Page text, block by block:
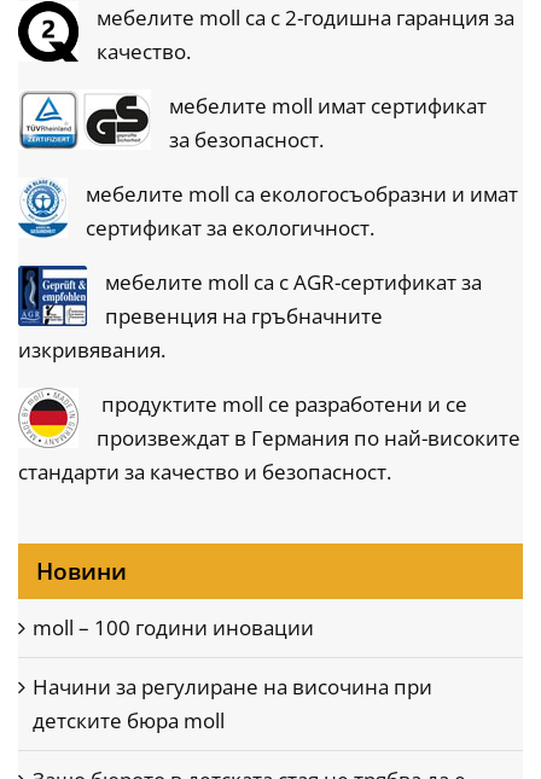
мебелите moll са с 2-годишна гаранция за
качество.
мебелите moll имат сертификат
за безопасност.
мебелите moll са екологосъобразни и имат
сертификат за екологичност.
мебелите moll са с AGR-сертификат за
превенция на гръбначните
изкривявания.
продуктите moll се разработени и се
произвеждат в Германия по най-високите
стандарти за качество и безопасност.
Новини
moll – 100 години иновации
Начини за регулиране на височина при
детските бюра moll